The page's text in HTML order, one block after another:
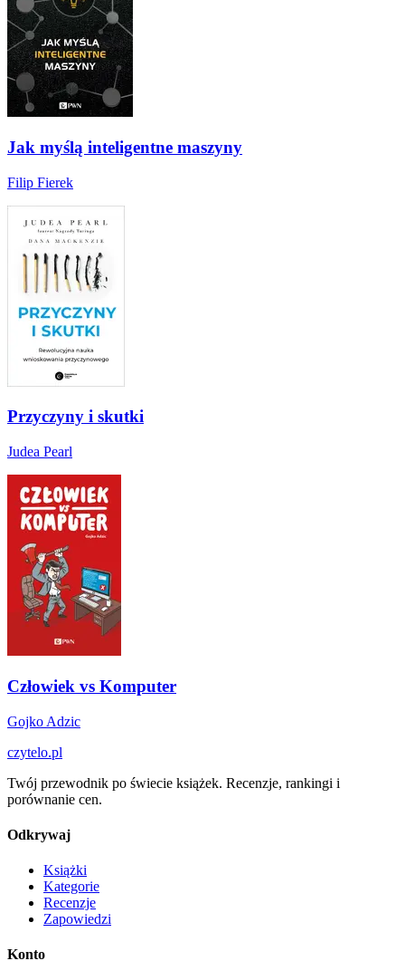
Jak myślą inteligentne maszyny
Filip Fierek
Przyczyny i skutki
Judea Pearl
Człowiek vs Komputer
Gojko Adzic
czytelo.pl
Twój przewodnik po świecie książek. Recenzje, rankingi i
porównanie cen.
Odkrywaj
Książki
Kategorie
Recenzje
Zapowiedzi
Konto